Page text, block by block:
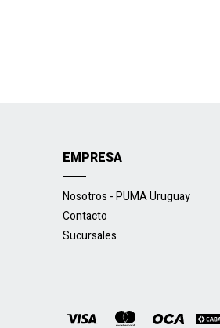
EMPRESA
Nosotros - PUMA Uruguay
Contacto
Sucursales